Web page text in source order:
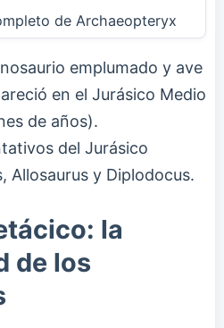
de Archaeopteryx
emplumado y ave
en el Jurásico Medio
de años).
del Jurásico
Allosaurus y Diplodocus.
la
de los